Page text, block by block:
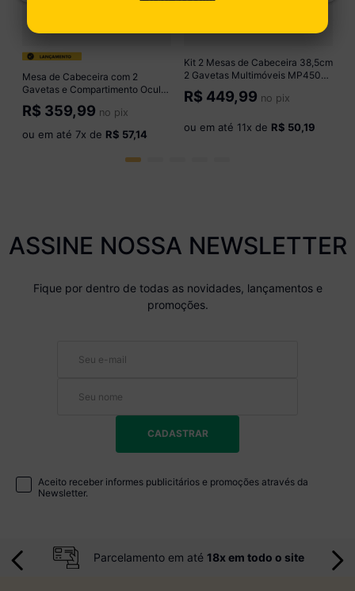
Mesa de Cabeceira com 2
Gavetas e Compartimento Oculto
Multimóveis CR35455 Mel
R$ 359,99 no pix
ou em até 7x de R$ 57,14
Kit 2 Mesas de Cabeceira 38,5cm
2 Gavetas Multimóveis MP4501
Branco
R$ 449,99 no pix
ou em até 11x de R$ 50,19
ASSINE NOSSA NEWSLETTER
Fique por dentro de todas as novidades, lançamentos e
promoções.
CADASTRAR
Aceito receber informes publicitários e promoções através da
Newsletter.
Parcelamento em até 18x em todo o site